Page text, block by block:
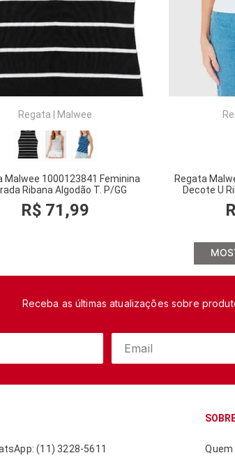
Regata Malwee
Malwee 1000123841 Feminina
Ribana Algodão T. P/GG
R$ 71 ,99
COMPRAR
Regata
Decote U
Receba as últimas atualizações sobre
(11) 3228-5611